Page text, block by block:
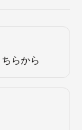
らから